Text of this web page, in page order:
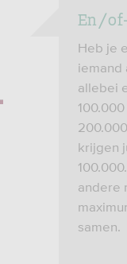
En/
Heb je
iemand
allebei
krijgen
andere
samen.